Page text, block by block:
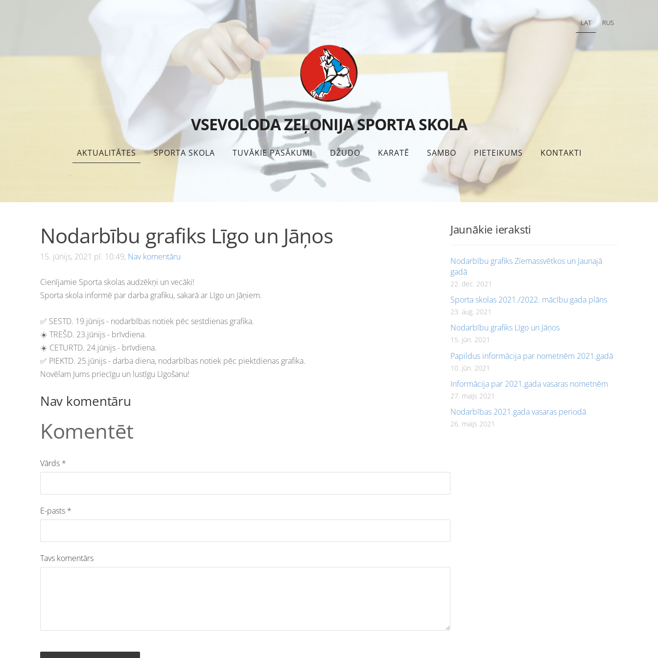
LAT RUS
VSEVOLODA ZEĻONIJA SPORTA SKOLA
AKTUALITĀTES SPORTA SKOLA TUVĀKIE PASĀKUMI DŽUDO KARATĒ SAMBO PIETEIKUMS KONTAKTI
Jaunākie ieraksti
Nodarbību grafiks Ziemassvētkos un Jaunajā
gadā
22. dec. 2021
Sporta skolas 2021./2022. mācību gada plāns
23. aug. 2021
Nodarbību grafiks Līgo un Jāņos
15. jūn. 2021
Papildus informācija par nometnēm 2021.gadā
10. jūn. 2021
Informācija par 2021.gada vasaras nometnēm
27. maijs 2021
Nodarbības 2021.gada vasaras periodā
26. maijs 2021
Nodarbību grafiks Līgo un Jāņos
15. jūnijs, 2021 pl. 10:49, Nav komentāru
Cienījamie Sporta skolas audzēkņi un vecāki!
Sporta skola informē par darba grafiku, sakarā ar Līgo un Jāņiem.
✅ SESTD. 19.jūnijs - nodarbības notiek pēc sestdienas grafika.
☀️ TREŠD. 23.jūnijs - brīvdiena.
☀️ CETURTD. 24.jūnijs - brīvdiena.
✅ PIEKTD. 25.jūnijs - darba diena, nodarbības notiek pēc piektdienas grafika.
Novēlam Jums priecīgu un lustīgu Līgošanu!
Nav komentāru
Komentēt
Vārds *
E-pasts *
Tavs komentārs